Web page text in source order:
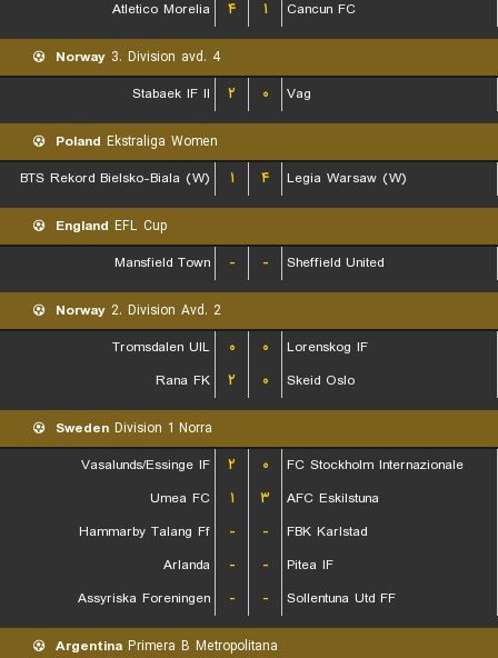
Atletico Morelia ۴ ۱ Cancun FC
Norway 3. Division avd. 4
Stabaek IF II
۲ ۰ Vag
Poland Ekstraliga Women
BTS Rekord Bielsko-Biala (W)
۱ ۴ Legia Warsaw (W)
England EFL Cup
Mansfield Town
- - Sheffield United
Norway 2. Division Avd. 2
Tromsdalen UIL
۰ ۰
Lorenskog IF
Rana FK
۲ ۰ Skeid Oslo
Sweden Division 1 Norra
Vasalunds/Essinge IF
۲ ۰
FC Stockholm Internazionale
Umea FC
۱ ۳
AFC Eskilstuna
Hammarby Talang Ff
- -
FBK Karlstad
Arlanda
- -
Pitea IF
Assyriska Foreningen
- - Sollentuna Utd FF
Argentina Primera B Metropolitana